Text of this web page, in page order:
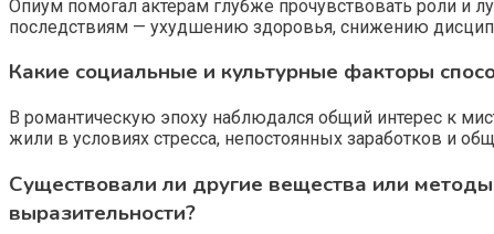
Опиум помогал актерам глубже прочувствовать роли и
последствиям — ухудшению здоровья, снижению
Какие социальные и культурные факторы
В романтическую эпоху наблюдался общий интерес к
жили в условиях стресса, непостоянных заработков и
Существовали ли другие вещества или
выразительности?